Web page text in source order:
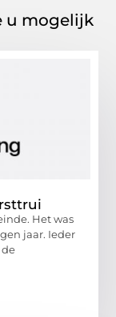
u mogelijk
Het was
jaar. Ieder